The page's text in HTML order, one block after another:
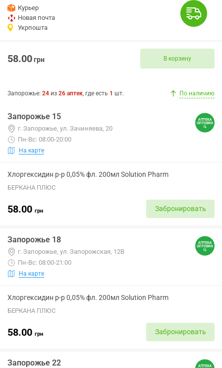
Курьер
Новая почта
Укрпошта
58.00грн В корзину
Запорожье: 24 из 26 аптек, где есть 1 шт. По наличию
Запорожье 15
г. Запорожье, ул. Зачиняева, 20
Пн-Вс: 08:00-20:00
На карте
Хлоргексидин р-р 0,05% фл. 200мл Solution Pharm
БЕРКАНА ПЛЮС
58.00 грн Забронировать
Запорожье 18
г. Запорожье, ул. Запорожская, 12В
Пн-Вс: 08:00-21:00
На карте
Хлоргексидин р-р 0,05% фл. 200мл Solution Pharm
БЕРКАНА ПЛЮС
58.00 грн Забронировать
Запорожье 22